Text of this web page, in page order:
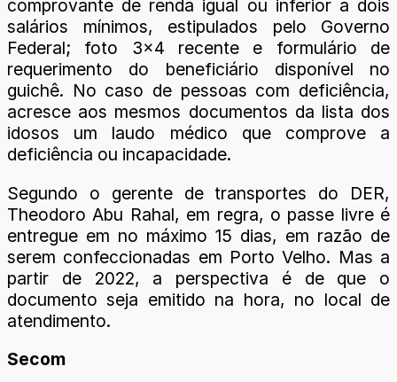
comprovante de renda igual ou inferior a dois
salários mínimos, estipulados pelo Governo
Federal; foto 3×4 recente e formulário de
requerimento do beneficiário disponível no
guichê. No caso de pessoas com deficiência,
acresce aos mesmos documentos da lista dos
idosos um laudo médico que comprove a
deficiência ou incapacidade.
Segundo o gerente de transportes do DER,
Theodoro Abu Rahal, em regra, o passe livre é
entregue em no máximo 15 dias, em razão de
serem confeccionadas em Porto Velho. Mas a
partir de 2022, a perspectiva é de que o
documento seja emitido na hora, no local de
atendimento.
Secom